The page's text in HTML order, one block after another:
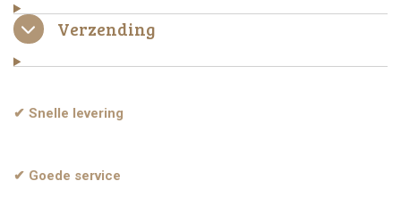
Verzending
✔ Snelle levering
✔ Goede service